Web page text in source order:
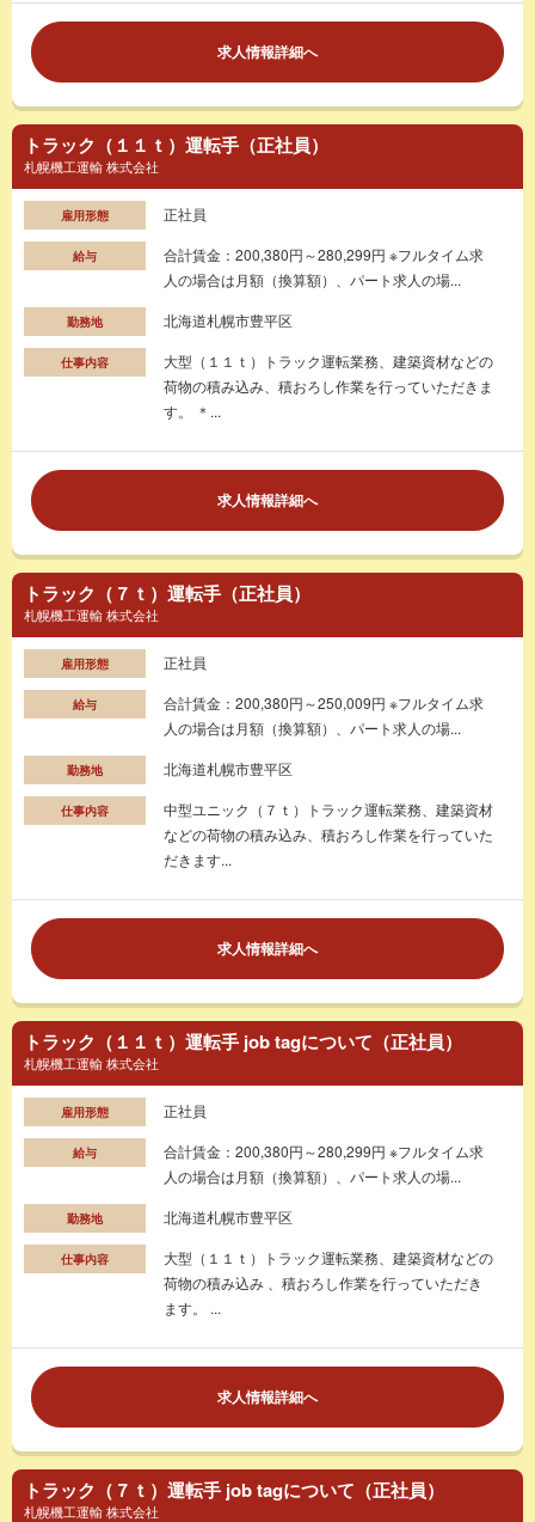
求人情報詳細へ
トラック（１１ｔ）運転手（正社員）
札幌機工運輸 株式会社
雇用形態 正社員
給与
合計賃金：200,380円～280,299円 ※フルタイム求
人の場合は月額（換算額）、パート求人の場...
勤務地 北海道札幌市豊平区
仕事内容
大型（１１ｔ）トラック運転業務、建築資材などの
荷物の積み込み、積おろし作業を行っていただきま
す。 ＊...
求人情報詳細へ
トラック（７ｔ）運転手（正社員）
札幌機工運輸 株式会社
雇用形態 正社員
給与
合計賃金：200,380円～250,009円 ※フルタイム求
人の場合は月額（換算額）、パート求人の場...
勤務地 北海道札幌市豊平区
仕事内容
中型ユニック（７ｔ）トラック運転業務、建築資材
などの荷物の積み込み、積おろし作業を行っていた
だきます...
求人情報詳細へ
トラック（１１ｔ）運転手 job tagについて（正社員）
札幌機工運輸 株式会社
雇用形態 正社員
給与
合計賃金：200,380円～280,299円 ※フルタイム求
人の場合は月額（換算額）、パート求人の場...
勤務地 北海道札幌市豊平区
仕事内容
大型（１１ｔ）トラック運転業務、建築資材などの
荷物の積み込み 、積おろし作業を行っていただき
ます。 ...
求人情報詳細へ
トラック（７ｔ）運転手 job tagについて（正社員）
札幌機工運輸 株式会社